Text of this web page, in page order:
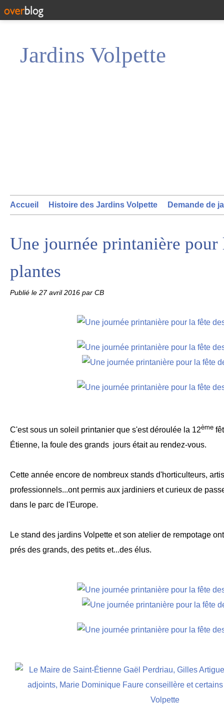
Jardins Volpette
Accueil Histoire des Jardins Volpette Demande de
Une journée printanière pour
plantes
Publié le 27 avril 2016 par CB
C'est sous un soleil printanier que s'est déroulée la 12ème
Étienne, la foule des grands jours était au rendez-vous.
Cette année encore de nombreux stands d'horticulteurs,
professionnels...ont permis aux jardiniers et curieux de
dans le parc de l'Europe.
Le stand des jardins Volpette et son atelier de rempotage
prés des grands, des petits et...des élus.